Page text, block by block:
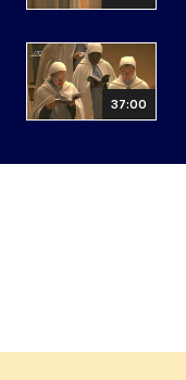
37:00